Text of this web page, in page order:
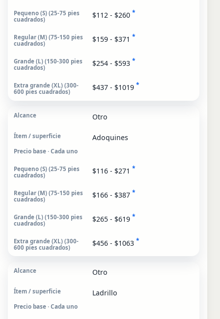
$112 - $260 *
$159 - $371 *
$254 - $593 *
$437 - $1019 *
Otro
Adoquines
Precio base · Cada uno
$116 - $271 *
$166 - $387 *
$265 - $619 *
$456 - $1063 *
Otro
Ladrillo
Precio base · Cada uno